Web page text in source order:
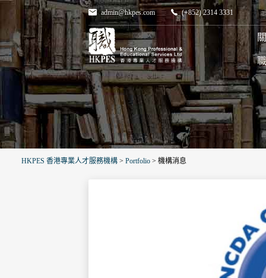
admin@hkpes.com (+852) 2314 3331
HKPES 香港專業人才服務機構 > Portfolio > 機構消息